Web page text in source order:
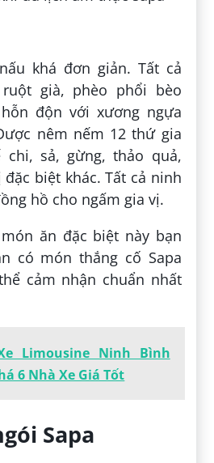
khá đơn giản. Tất cả
già, phèo phổi bèo
độn với xương ngựa
nêm nếm 12 thứ gia
sả, gừng, thảo quả,
biệt khác. Tất cả ninh
hồ cho ngấm gia vị.
ăn đặc biệt này bạn
có món thắng cố Sapa
cảm nhận chuẩn nhất
Limousine Ninh Bình
6 Nhà Xe Giá Tốt
Sapa